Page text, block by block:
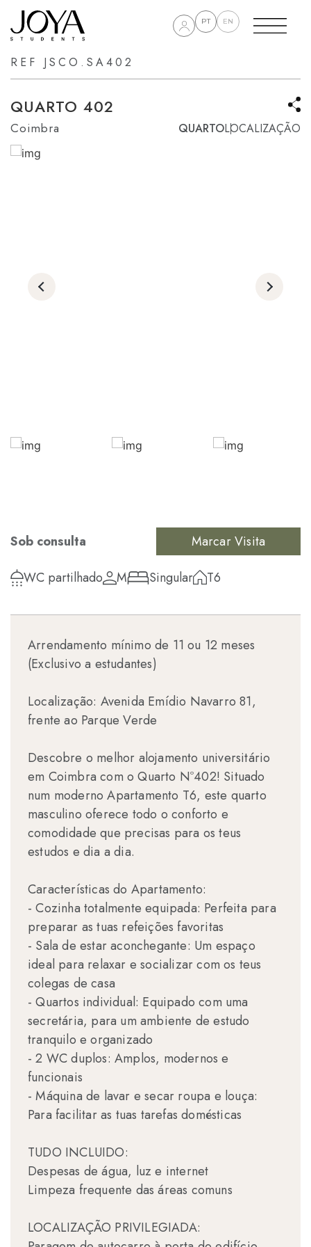
EN
PT
REF JSCO.SA402
QUARTO 402
Coimbra QUARTOLOCALIZAÇÃO
Sob consulta
Marcar Visita
WC partilhado
M Singular T6
Arrendamento mínimo de 11 ou 12 meses
(Exclusivo a estudantes)
Localização: Avenida Emídio Navarro 81,
frente ao Parque Verde
Descobre o melhor alojamento universitário
em Coimbra com o Quarto Nº402! Situado
num moderno Apartamento T6, este quarto
masculino oferece todo o conforto e
comodidade que precisas para os teus
estudos e dia a dia.
Características do Apartamento:
- Cozinha totalmente equipada: Perfeita para
preparar as tuas refeições favoritas
- Sala de estar aconchegante: Um espaço
ideal para relaxar e socializar com os teus
colegas de casa
- Quartos individual: Equipado com uma
secretária, para um ambiente de estudo
tranquilo e organizado
- 2 WC duplos: Amplos, modernos e
funcionais
- Máquina de lavar e secar roupa e louça:
Para facilitar as tuas tarefas domésticas
TUDO INCLUIDO:
Despesas de água, luz e internet
Limpeza frequente das áreas comuns
LOCALIZAÇÃO PRIVILEGIADA: